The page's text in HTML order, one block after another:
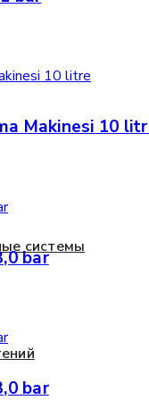
системы
Makinesi 10
bar
bar